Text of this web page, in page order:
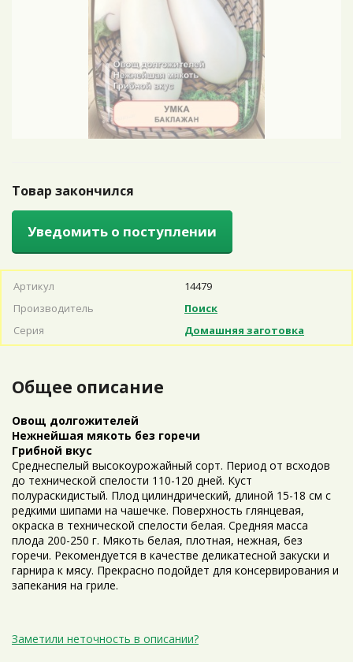
Товар закончился
Уведомить о поступлении
Артикул
14479
Производитель
Поиск
Серия
Домашняя заготовка
Общее описание
Овощ долгожителей
Нежнейшая мякоть без горечи
Грибной вкус
Среднеспелый высокоурожайный сорт. Период от всходов
до технической спелости 110-120 дней. Куст
полураскидистый. Плод цилиндрический, длиной 15-18 см с
редкими шипами на чашечке. Поверхность глянцевая,
окраска в технической спелости белая. Средняя масса
плода 200-250 г. Мякоть белая, плотная, нежная, без
горечи. Рекомендуется в качестве деликатесной закуски и
гарнира к мясу. Прекрасно подойдет для консервирования и
запекания на гриле.
Заметили неточность в описании?